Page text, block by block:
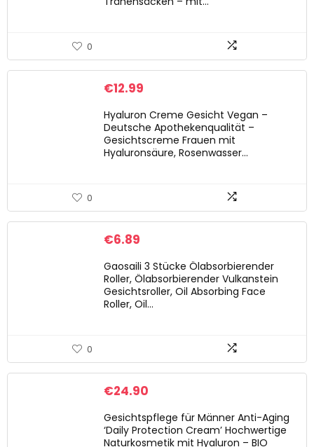
0
€12.99
Hyaluron Creme Gesicht Vegan –
Deutsche Apothekenqualität –
Gesichtscreme Frauen mit
Hyaluronsäure, Rosenwasser…
0
€6.89
Gaosaili 3 Stücke Ölabsorbierender
Roller, Ölabsorbierender Vulkanstein
Gesichtsroller, Oil Absorbing Face
Roller, Oil…
0
€24.90
Gesichtspflege für Männer Anti-Aging
‘Daily Protection Cream’ Hochwertige
Naturkosmetik mit Hyaluron – BIO